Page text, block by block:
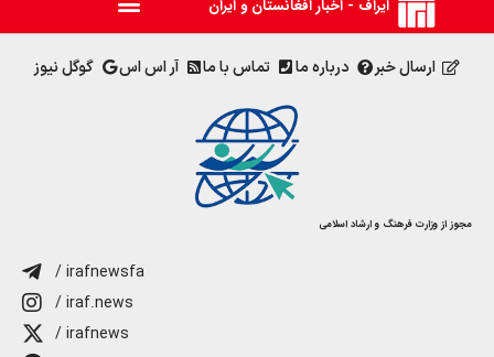
ایراف - اخبار افغانستان و ایران
ارسال خبر درباره ما تماس با ما آر اس اس گوگل نیوز
مجوز از وزارت فرهنگ و ارشاد اسلامی
/ irafnewsfa
/ iraf.news
/ irafnews